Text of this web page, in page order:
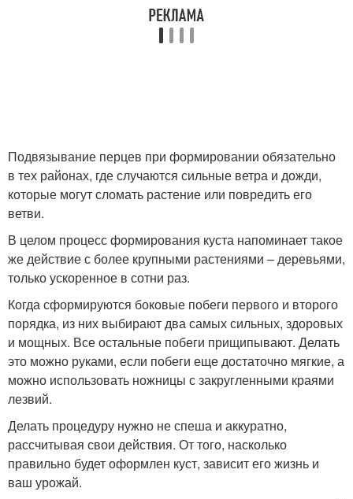
Подвязывание перцев при формировании обязательно
в тех районах, где случаются сильные ветра и дожди,
которые могут сломать растение или повредить его
ветви.
В целом процесс формирования куста напоминает такое
же действие с более крупными растениями – деревьями,
только ускоренное в сотни раз.
Когда сформируются боковые побеги первого и второго
порядка, из них выбирают два самых сильных, здоровых
и мощных. Все остальные побеги прищипывают. Делать
это можно руками, если побеги еще достаточно мягкие, а
можно использовать ножницы с закругленными краями
лезвий.
Делать процедуру нужно не спеша и аккуратно,
рассчитывая свои действия. От того, насколько
правильно будет оформлен куст, зависит его жизнь и
ваш урожай.